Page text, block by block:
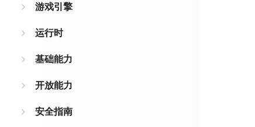
游戏引擎
运行时
基础能力
开放能力
安全指南